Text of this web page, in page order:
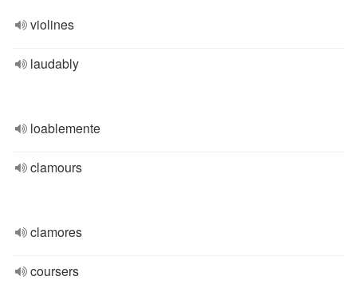
violines
laudably
loablemente
clamours
clamores
coursers